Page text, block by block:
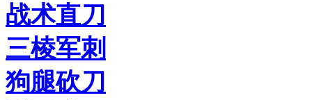
战术直刀
三棱军刺
狗腿砍刀